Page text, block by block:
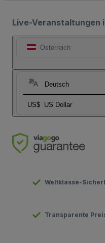
Live-Veranstaltungen
Österreich
Deutsch
US$ US Dollar
Weltklasse-
Transparente